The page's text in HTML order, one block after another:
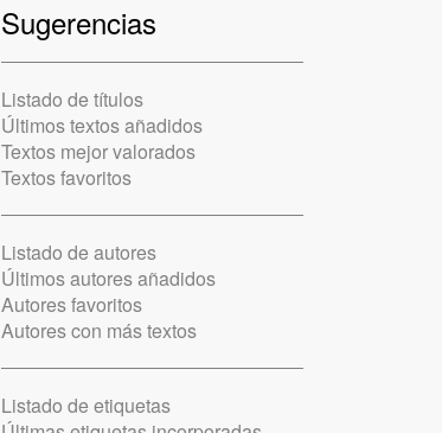
Sugerencias
Listado de títulos
Últimos textos añadidos
Textos mejor valorados
Textos favoritos
Listado de autores
Últimos autores añadidos
Autores favoritos
Autores con más textos
Listado de etiquetas